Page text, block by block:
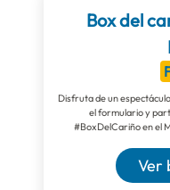
Box del
Disfruta de un
el formulario y
#BoxDelCariño en el
Ver